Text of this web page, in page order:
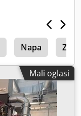
Napa Zid
Mali oglasi